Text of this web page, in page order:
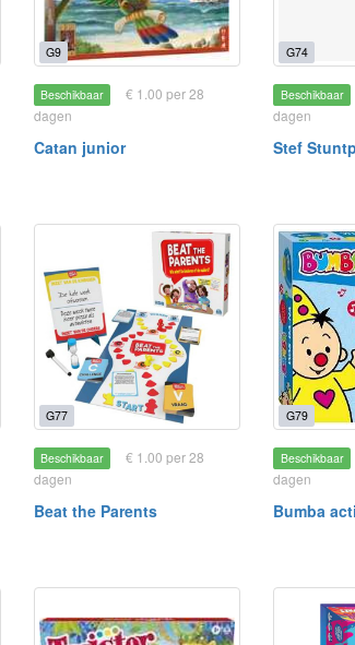
G9
Beschikbaar
€ 1.00 per 28
dagen
Catan junior
G74
Beschikbaar
dagen
Stef
G77
Beschikbaar
€ 1.00 per 28
dagen
Beat the Parents
G79
Beschikbaar
dagen
Bumba